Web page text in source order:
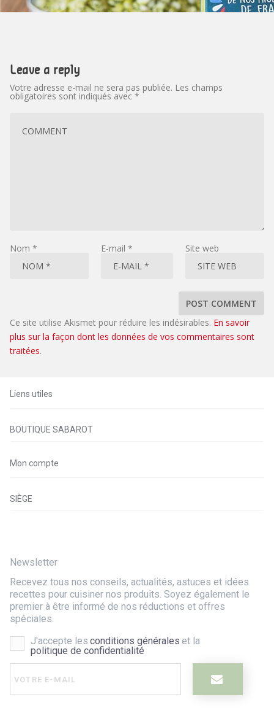
Leave a reply
Votre adresse e-mail ne sera pas publiée. Les champs
obligatoires sont indiqués avec *
Nom * E-mail * Site web
Ce site utilise Akismet pour réduire les indésirables. En savoir
plus sur la façon dont les données de vos commentaires sont
traitées.
Liens utiles
BOUTIQUE SABAROT
Mon compte
SIÈGE
Newsletter
Recevez tous nos conseils, actualités, astuces et idées
recettes pour cuisiner nos produits. Soyez également le
premier à être informé de nos réductions et offres
spéciales.
J'accepte les conditions générales et la
politique de confidentialité